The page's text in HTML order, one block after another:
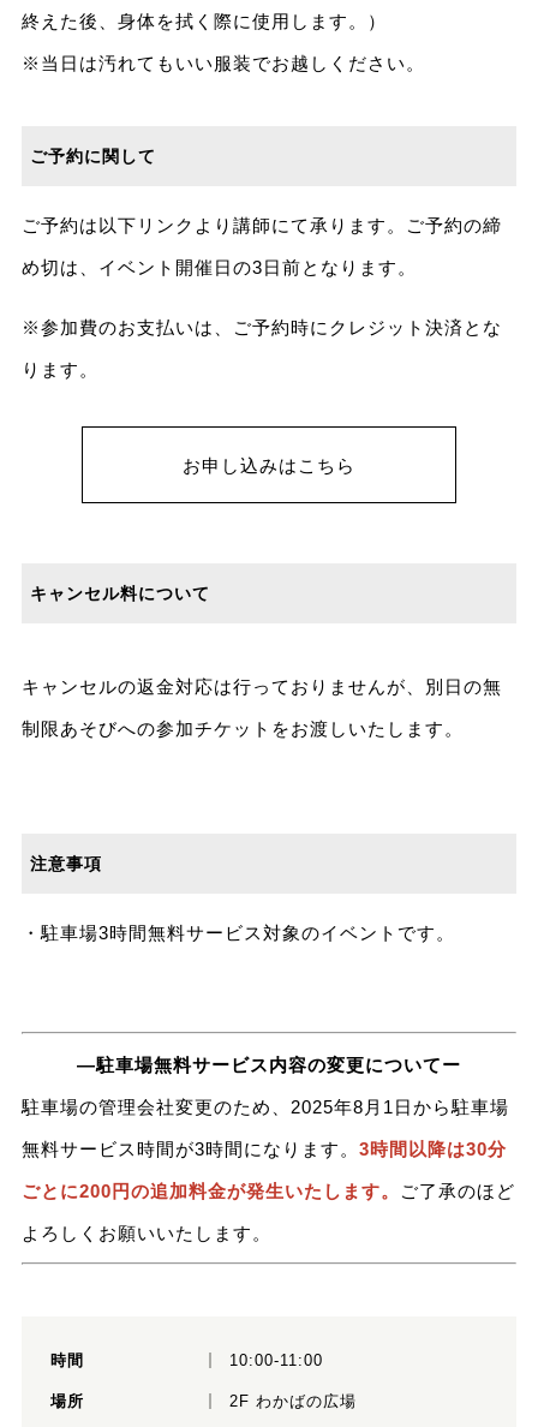
終えた後、身体を拭く際に使用します。）
※当日は汚れてもいい服装でお越しください。
ご予約に関して
ご予約は以下リンクより講師にて承ります。ご予約の締
め切は、イベント開催日の3日前となります。
※参加費のお支払いは、ご予約時にクレジット決済とな
ります。
お申し込みはこちら
キャンセル料について
キャンセルの返金対応は行っておりませんが、別日の無
制限あそびへの参加チケットをお渡しいたします。
注意事項
・駐車場3時間無料サービス対象のイベントです。
―駐車場無料サービス内容の変更についてー
駐車場の管理会社変更のため、2025年8月1日から駐車場
無料サービス時間が3時間になります。 3時間以降は30分
ごとに200円の追加料金が発生いたします。 ご了承のほど
よろしくお願いいたします。
時間 10:00-11:00
場所 2F わかばの広場